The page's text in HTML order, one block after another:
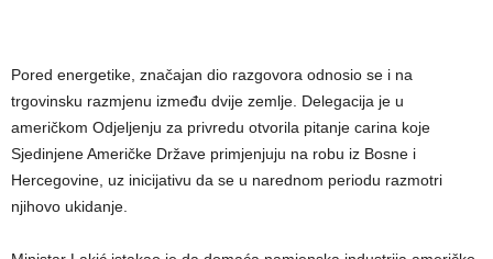
Pored energetike, značajan dio razgovora odnosio se i na
trgovinsku razmjenu između dvije zemlje. Delegacija je u
američkom Odjeljenju za privredu otvorila pitanje carina koje
Sjedinjene Američke Države primjenjuju na robu iz Bosne i
Hercegovine, uz inicijativu da se u narednom periodu razmotri
njihovo ukidanje.